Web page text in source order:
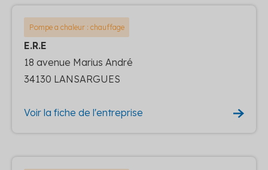
Pompe a chaleur : chauffage
E.R.E
18 avenue Marius André
34130 LANSARGUES
Voir la fiche de l'entreprise